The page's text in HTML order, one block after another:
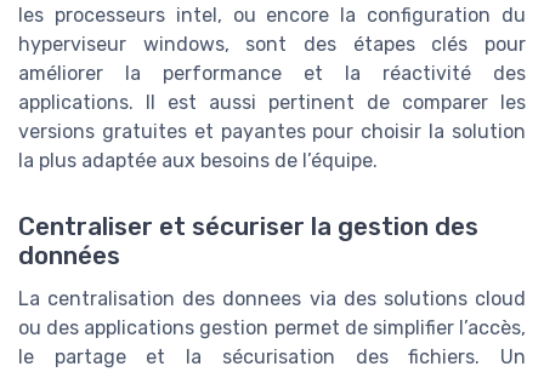
les processeurs intel, ou encore la configuration du
hyperviseur windows, sont des étapes clés pour
améliorer la performance et la réactivité des
applications. Il est aussi pertinent de comparer les
versions gratuites et payantes pour choisir la solution
la plus adaptée aux besoins de l’équipe.
Centraliser et sécuriser la gestion des
données
La centralisation des donnees via des solutions cloud
ou des applications gestion permet de simplifier l’accès,
le partage et la sécurisation des fichiers. Un